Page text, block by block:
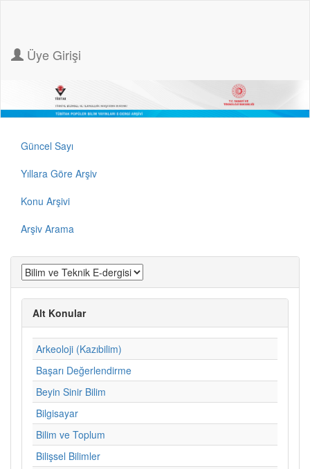
Üye Girişi
Güncel Sayı
Yıllara Göre Arşiv
Konu Arşivi
Arşiv Arama
Alt Konular
Arkeoloji (Kazıbilim)
Başarı Değerlendirme
Beyin Sinir Bilim
Bilgisayar
Bilim ve Toplum
Bilişsel Bilimler